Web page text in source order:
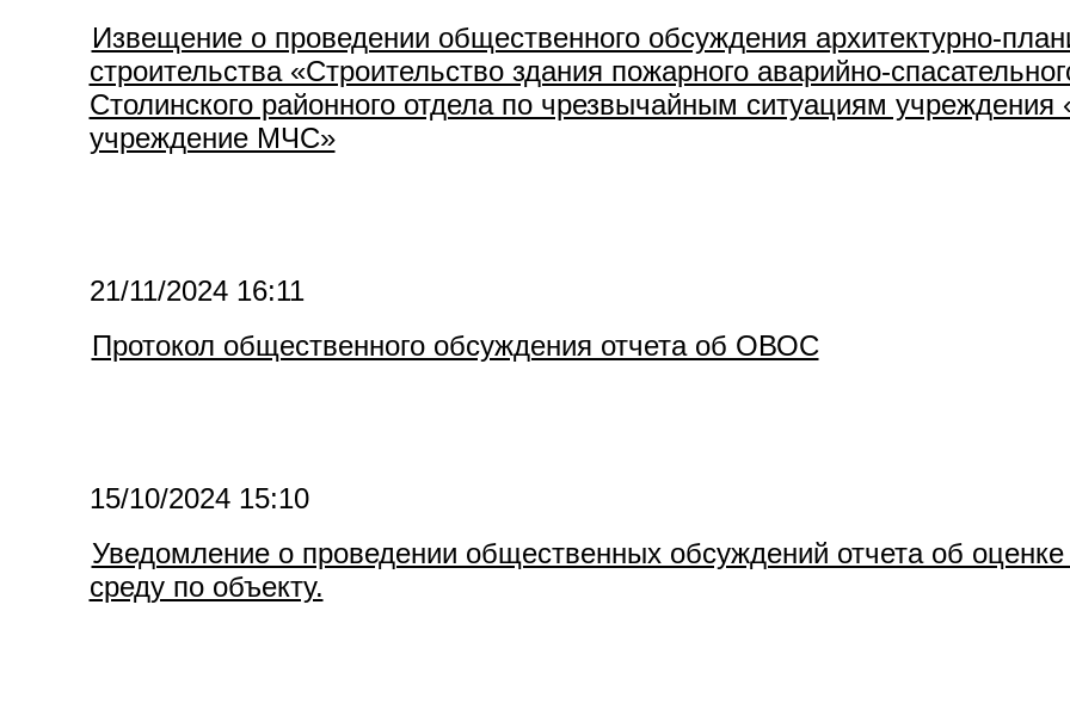
Извещение о проведении общественного обсуждения архитектурно-
строительства «Строительство здания пожарного аварийно-
Столинского районного отдела по чрезвычайным ситуациям учреждения
учреждение МЧС»
21/11/2024 16:11
Протокол общественного обсуждения отчета об ОВОС
15/10/2024 15:10
Уведомление о проведении общественных обсуждений отчета об
среду по объекту.